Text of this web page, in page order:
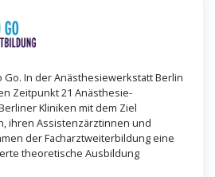
In der Anästhesiewerkstatt Berlin
Zeitpunkt 21 Anästhesie-
Kliniken mit dem Ziel
ihren Assistenzärztinnen und
der Facharztweiterbildung eine
theoretische Ausbildung